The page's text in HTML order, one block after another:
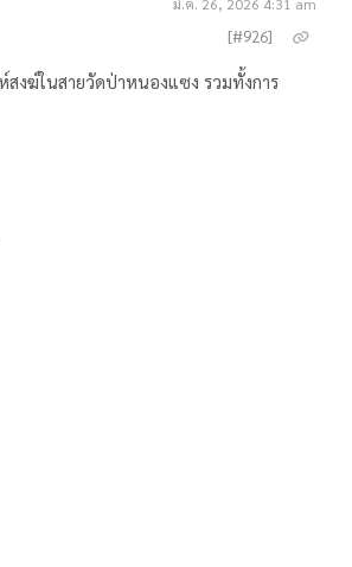
[#926]
งฆ์ในสายวัดป่าหนองแซง รวมทั้งการ